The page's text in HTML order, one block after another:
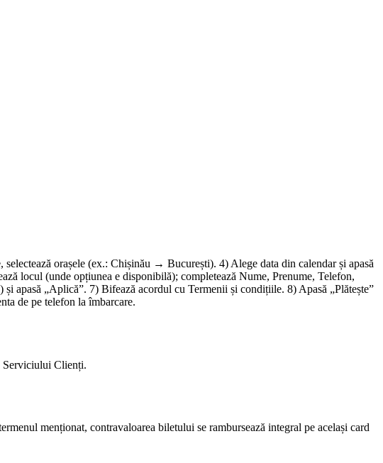
orașele (ex.: Chișinău → București). 4) Alege data din calendar și apasă
locul (unde opțiunea e disponibilă); completează Nume, Prenume, Telefon,
apasă „Aplică”. 7) Bifează acordul cu Termenii și condițiile. 8) Apasă „Plătește”
de pe telefon la îmbarcare.
Serviciului Clienți.
menționat, contravaloarea biletului se rambursează integral pe același card